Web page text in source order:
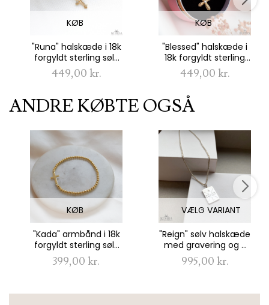
KØB
"Runa" halskæde i 18k
forgyldt sterling sølv
med kors og zirkonia
sten
449,00 kr.
KØB
"Blessed" halskæde i
18k forgyldt sterling
sølv med kors og en
lille sten
449,00 kr.
ANDRE KØBTE OGSÅ
KØB
"Kada" armbånd i 18k
forgyldt sterling sølv
med kors
399,00 kr.
VÆLG VARIANT
"Reign" sølv halskæde
med gravering og 2
mm. panzer kæde
995,00 kr.